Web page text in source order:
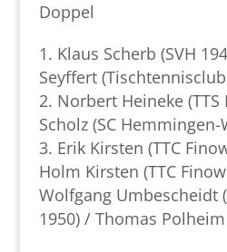
Doppel
Klaus Scherb (SVH
Seyffert (Tischtennisclub
Norbert Heineke
Scholz (SC
Erik Kirsten (TTC
Holm Kirsten (TTC
Wolfgang Umbescheidt
1950) / Thomas